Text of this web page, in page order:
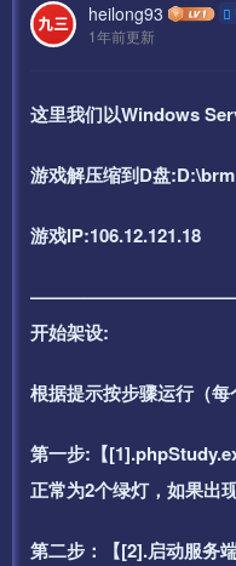
heilong93
1年前更新
这里我们以Windows
游戏解压缩到D盘:D:\brm
游戏IP:106.12.121.18
开始架设:
根据提示按步骤运行（每
第一步:【
正常为2个绿灯，如果出
第二步：【[2].启动服务